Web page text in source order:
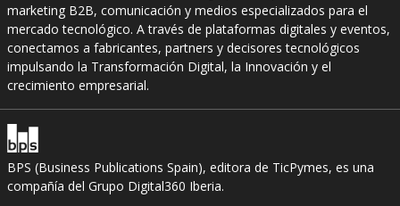
marketing B2B, comunicación y medios especializados para el
mercado tecnológico. A través de plataformas digitales y eventos,
conectamos a fabricantes, partners y decisores tecnológicos
impulsando la Transformación Digital, la Innovación y el
crecimiento empresarial.
BPS (Business Publications Spain), editora de TicPymes, es una
compañía del Grupo Digital360 Iberia.